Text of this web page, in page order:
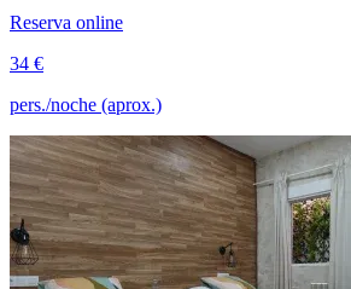
Reserva online
34 €
pers./noche (aprox.)